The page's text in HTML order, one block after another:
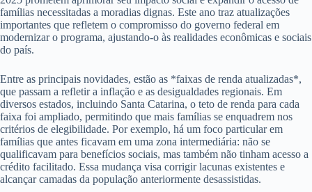
famílias necessitadas a moradias dignas. Este ano traz atualizações
importantes que refletem o compromisso do governo federal em
modernizar o programa, ajustando-o às realidades econômicas e sociais
do país.
Entre as principais novidades, estão as *faixas de renda atualizadas*,
que passam a refletir a inflação e as desigualdades regionais. Em
diversos estados, incluindo Santa Catarina, o teto de renda para cada
faixa foi ampliado, permitindo que mais famílias se enquadrem nos
critérios de elegibilidade. Por exemplo, há um foco particular em
famílias que antes ficavam em uma zona intermediária: não se
qualificavam para benefícios sociais, mas também não tinham acesso a
crédito facilitado. Essa mudança visa corrigir lacunas existentes e
alcançar camadas da população anteriormente desassistidas.